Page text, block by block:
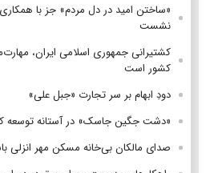
«ساختن امید در دل مردم» جز با
نشست
کشتیرانی جمهوری اسلامی ایران،
کشور است
دودِ ابهام بر سر تجارت «جبل علی»
«دشت جگین جاسک» در آستانه توسعه
صدای مالکان بی‌خانه مسکن مهر انزلی